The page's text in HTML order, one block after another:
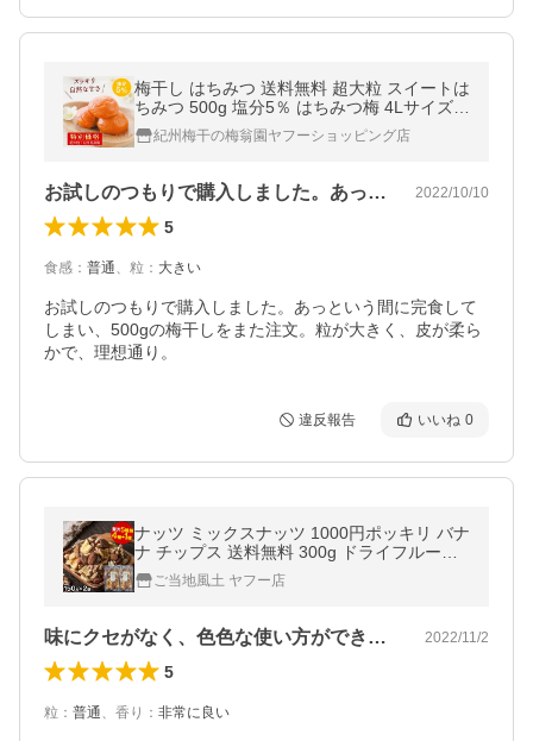
梅干し はちみつ 送料無料 超大粒 スイートは
ちみつ 500g 塩分5％ はちみつ梅 4Lサイズ
特選梅干し 紀州南高梅 梅翁園 ばいおうえん
ネット限定 爆買
紀州梅干の梅翁園ヤフーショッピング店
お試しのつもりで購入しました。あっとい… 2022/10/10
5
食感 ： 普通、 粒 ： 大きい
お試しのつもりで購入しました。あっという間に完食して
しまい、500gの梅干しをまた注文。粒が大きく、皮が柔ら
かで、理想通り。
違反報告 いいね 0
ナッツ ミックスナッツ 1000円ポッキリ バナ
ナ チップス 送料無料 300g ドライフルーツ
くるみ アーモンド ピーナッツ 3-7営業日以
内に出荷(土日祝除く)
ご当地風土 ヤフー店
味にクセがなく、色色な使い方ができて、… 2022/11/2
5
粒 ： 普通、 香り ： 非常に良い